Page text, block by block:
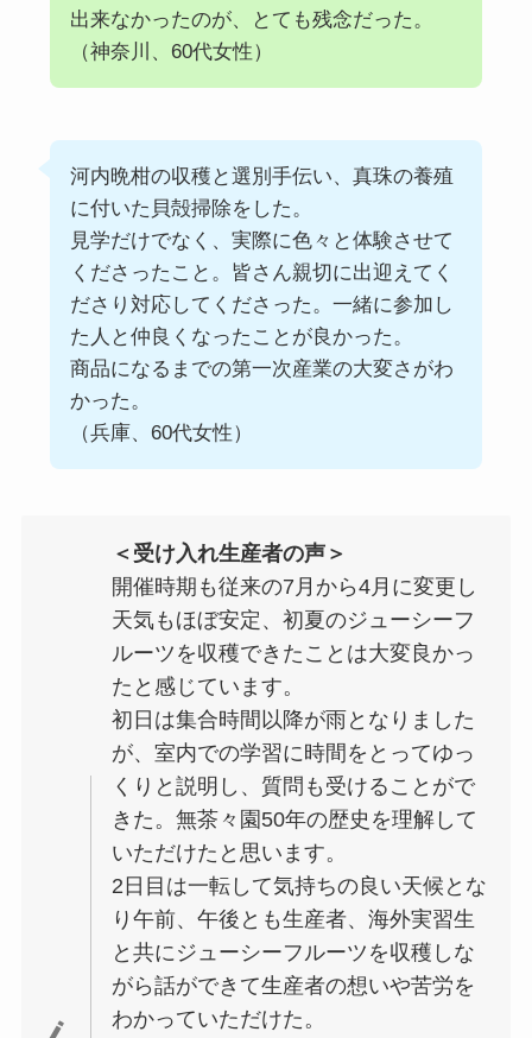
出来なかったのが、とても残念だった。
（神奈川、60代女性）
河内晩柑の収穫と選別手伝い、真珠の養殖
に付いた貝殻掃除をした。
見学だけでなく、実際に色々と体験させて
くださったこと。皆さん親切に出迎えてく
ださり対応してくださった。一緒に参加し
た人と仲良くなったことが良かった。
商品になるまでの第一次産業の大変さがわ
かった。
（兵庫、60代女性）
＜受け入れ生産者の声＞
開催時期も従来の7月から4月に変更し
天気もほぼ安定、初夏のジューシーフ
ルーツを収穫できたことは大変良かっ
たと感じています。
初日は集合時間以降が雨となりました
が、室内での学習に時間をとってゆっ
くりと説明し、質問も受けることがで
きた。無茶々園50年の歴史を理解して
いただけたと思います。
2日目は一転して気持ちの良い天候とな
り午前、午後とも生産者、海外実習生
と共にジューシーフルーツを収穫しな
がら話ができて生産者の想いや苦労を
わかっていただけた。